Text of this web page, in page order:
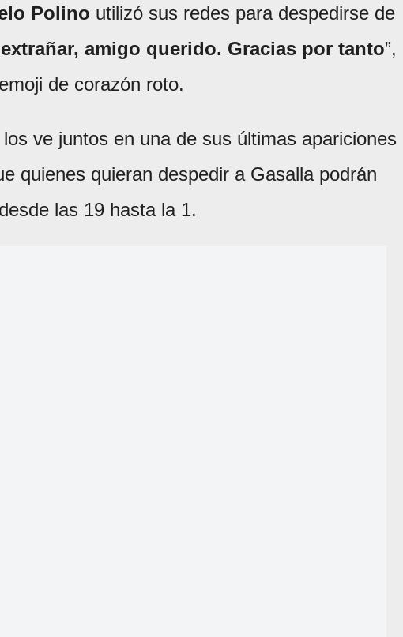
Polino utilizó sus redes para despedirse de
amigo querido. Gracias por tanto”,
de corazón roto.
ve juntos en una de sus últimas apariciones
quienes quieran despedir a Gasalla podrán
las 19 hasta la 1.